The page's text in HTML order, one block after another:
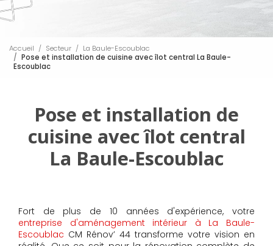
Accueil Secteur
La Baule-Escoublac
Pose et installation de cuisine avec îlot central La Baule-
Escoublac
Pose et installation de
cuisine avec îlot central
La Baule-Escoublac
Fort de plus de 10 années d'expérience, votre
entreprise d'aménagement intérieur à La Baule-
Escoublac CM Rénov’ 44 transforme votre vision en